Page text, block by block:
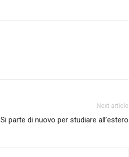
Next article
Si parte di nuovo per studiare all’estero